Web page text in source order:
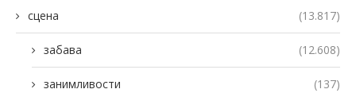
сцена (13.817)
забава (12.608)
занимливости (137)